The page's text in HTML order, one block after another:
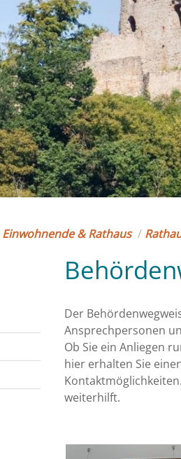
Einwohnende & Rathaus /
Der
Ansprechpersonen
Ob Sie ein Anliegen
hier erhalten Sie
weiterhilft.